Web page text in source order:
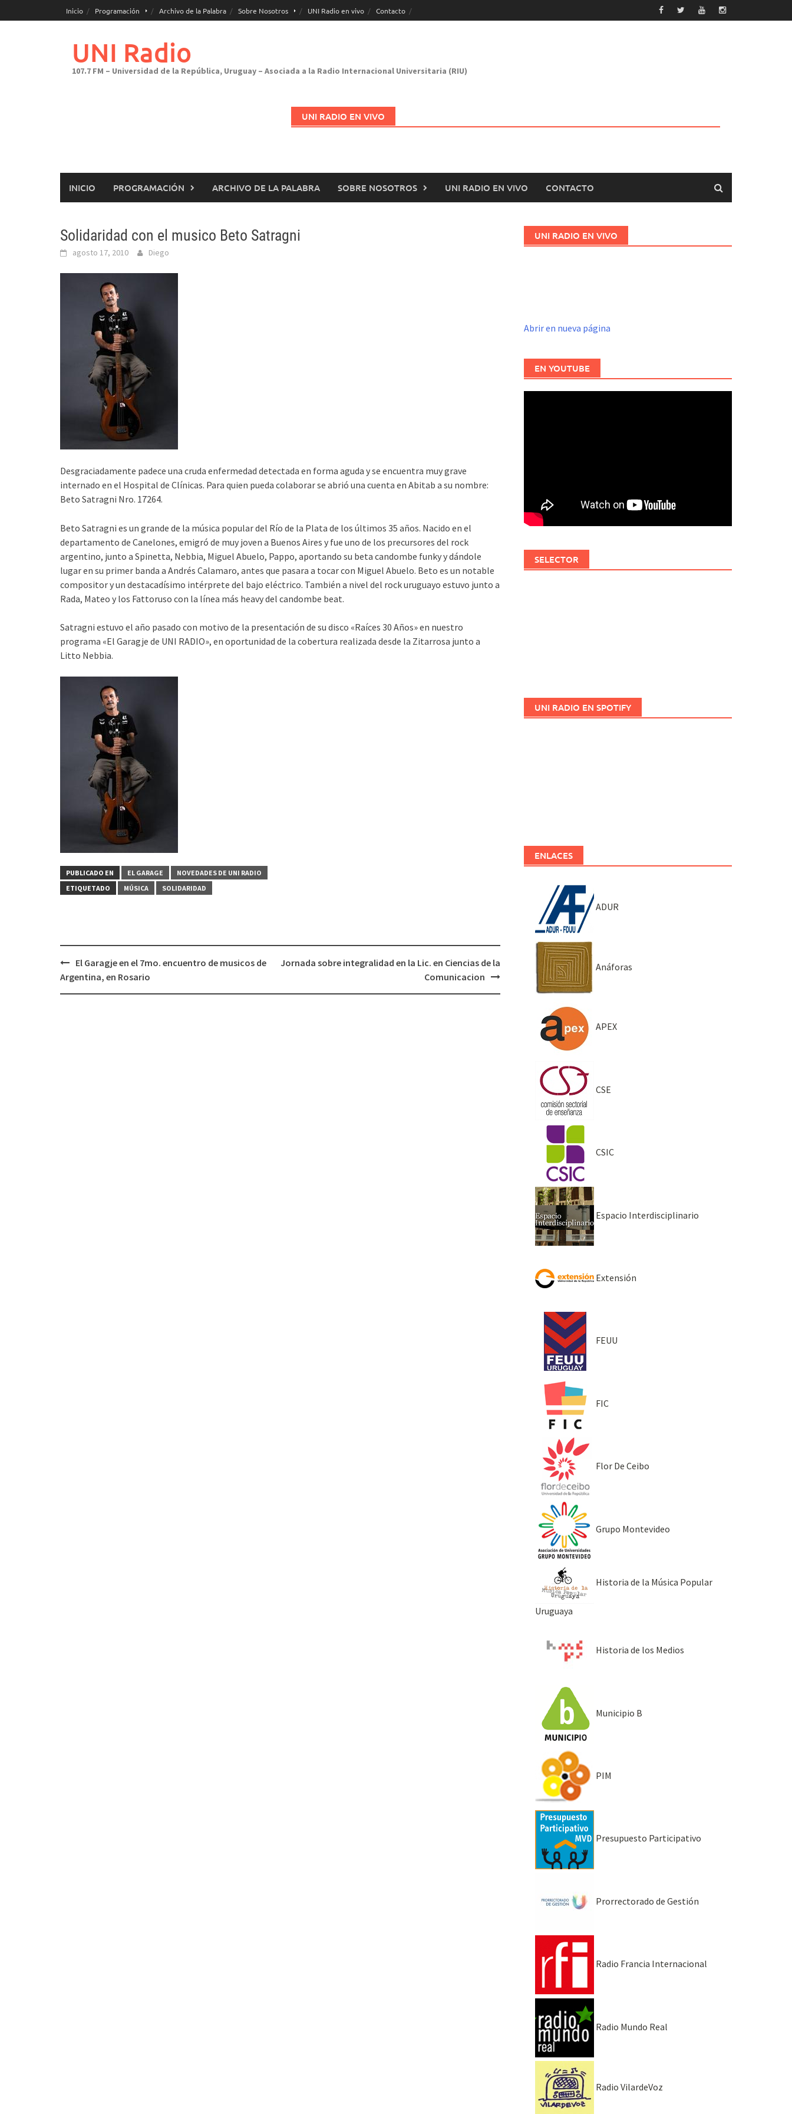
al
Inicio Programación Archivo de la Palabra Sobre Nosotros UNI Radio en vivo Contacto
UNI Radio
107.7 FM – Universidad de la República, Uruguay – Asociada a la Radio Internacional Universitaria (RIU)
UNI RADIO EN VIVO
INICIO PROGRAMACIÓN ARCHIVO DE LA PALABRA SOBRE NOSOTROS UNI RADIO EN VIVO CONTACTO
Solidaridad con el musico Beto Satragni
agosto 17, 2010 Diego
Desgraciadamente padece una cruda enfermedad detectada en forma aguda y se encuentra muy grave
internado en el Hospital de Clínicas. Para quien pueda colaborar se abrió una cuenta en Abitab a su nombre:
Beto Satragni Nro. 17264.
Beto Satragni es un grande de la música popular del Río de la Plata de los últimos 35 años. Nacido en el
departamento de Canelones, emigró de muy joven a Buenos Aires y fue uno de los precursores del rock
argentino, junto a Spinetta, Nebbia, Miguel Abuelo, Pappo, aportando su beta candombe funky y dándole
lugar en su primer banda a Andrés Calamaro, antes que pasara a tocar con Miguel Abuelo. Beto es un notable
compositor y un destacadísimo intérprete del bajo eléctrico. También a nivel del rock uruguayo estuvo junto a
Rada, Mateo y los Fattoruso con la línea más heavy del candombe beat.
Satragni estuvo el año pasado con motivo de la presentación de su disco «Raíces 30 Años» en nuestro
programa «El Garagje de UNI RADIO», en oportunidad de la cobertura realizada desde la Zitarrosa junto a
Litto Nebbia.
PUBLICADO EN EL GARAGE
NOVEDADES DE UNI RADIO
ETIQUETADO
MÚSICA SOLIDARIDAD
Navegación
de
El Garagje en el 7mo. encuentro de musicos de
Argentina, en Rosario
Jornada sobre integralidad en la Lic. en Ciencias de la
Comunicacion
UNI RADIO EN VIVO
Abrir en nueva página
EN YOUTUBE
SELECTOR
UNI RADIO EN SPOTIFY
ENLACES
ADUR
Anáforas
APEX
CSE
CSIC
Espacio Interdisciplinario
Extensión
FEUU
FIC
Flor De Ceibo
Grupo Montevideo
Historia de la Música Popular
Uruguaya
Historia de los Medios
Municipio B
PIM
Presupuesto Participativo
Prorrectorado de Gestión
Radio Francia Internacional
Radio Mundo Real
Radio VilardeVoz